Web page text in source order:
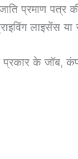
प्रमाण पत्र
लाइसेंस या
के जॉब,